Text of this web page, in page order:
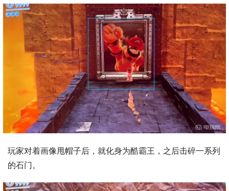
玩家对着画像甩帽子后，就化身为酷霸王，之后击碎一系列
的石门。